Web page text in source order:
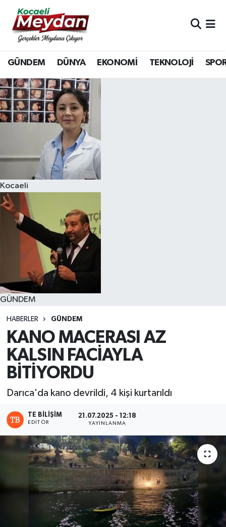
GÜNDEM DÜNYA EKONOMİ TEKNOLOJİ
Kocaeli
GÜNDEM
HABERLER GÜNDEM
KANO MACERASI AZ
KALSIN FACİAYLA
BİTİYORDU
Darıca'da kano devrildi, 4 kişi kurtarıldı
TE BILIŞIM
EDITÖR
21.07.2025 - 12:18
YAYINLANMA
Nöbetçi Eczaneler
Hava Durumu
Trafik Durumu
Süper Lig Puan Durumu ve Fikstür
Tüm Manşetler
Son Dakika Haberleri
Haber Arşivi